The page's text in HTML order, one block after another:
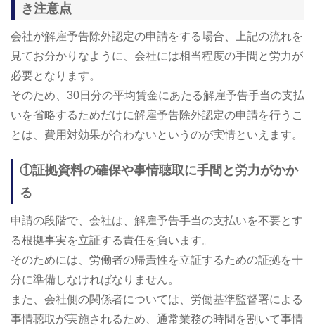
き注意点
会社が解雇予告除外認定の申請をする場合、上記の流れを
見てお分かりなように、会社には相当程度の手間と労力が
必要となります。
そのため、30日分の平均賃金にあたる解雇予告手当の支払
いを省略するためだけに解雇予告除外認定の申請を行うこ
とは、費用対効果が合わないというのが実情といえます。
①証拠資料の確保や事情聴取に手間と労力がかか
る
申請の段階で、会社は、解雇予告手当の支払いを不要とす
る根拠事実を立証する責任を負います。
そのためには、労働者の帰責性を立証するための証拠を十
分に準備しなければなりません。
また、会社側の関係者については、労働基準監督署による
事情聴取が実施されるため、通常業務の時間を割いて事情